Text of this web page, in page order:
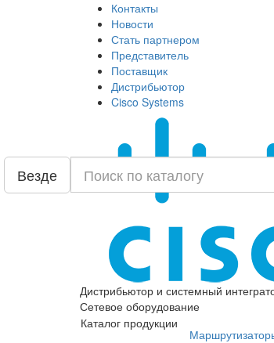
Контакты
Новости
Стать партнером
Представитель
Поставщик
Дистрибьютор
Cisco Systems
Дистрибьютор и системный
Сетевое оборудование
Везде
Каталог продукции